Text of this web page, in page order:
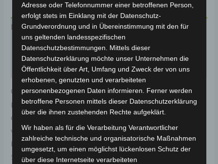
Beschreibung
Produktsicherheit
Rezensionen (0)
Original-Ersatzteil für das 4-Rad Seniorenmobil ECO
(Modell: VISTA T408, Hersteller: Vigrous). Die vordere
obere Verkleidung schützt und stabilisiert den
vorderen Bereich des Fahrzeugs. Weitere
Informationen zum Fahrzeug findest du hier:
Seniorenmobil ECO 25 km/h.
Adresse oder Telefonnummer einer betroffenen Person,
erfolgt stets im Einklang mit der Datenschutz-
Grundverordnung und in Übereinstimmung mit den für
uns geltenden landesspezifischen
Datenschutzbestimmungen. Mittels dieser
Datenschutzerklärung möchte unser Unternehmen die
Öffentlichkeit über Art, Umfang und Zweck der von uns
erhobenen, genutzten und verarbeiteten
personenbezogenen Daten informieren. Ferner werden
betroffene Personen mittels dieser Datenschutzerklärung
über die ihnen zustehenden Rechte aufgeklärt.
Wir haben als für die Verarbeitung Verantwortlicher
zahlreiche technische und organisatorische Maßnahmen
umgesetzt, um einen möglichst lückenlosen Schutz der
über diese Internetseite verarbeiteten